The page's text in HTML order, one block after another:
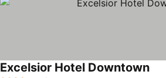
Excelsior Hotel DowntownVer